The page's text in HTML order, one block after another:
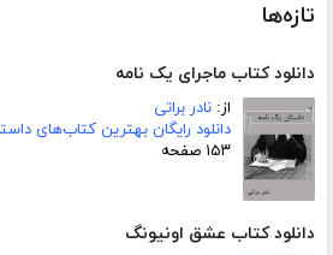
تازه‌ها
دانلود کتاب ماجرای یک نامه
از: نادر براتی
دانلود رایگان بهترین کتاب‌های
۱۵۳ صفحه
دانلود کتاب عشق اونیونگ